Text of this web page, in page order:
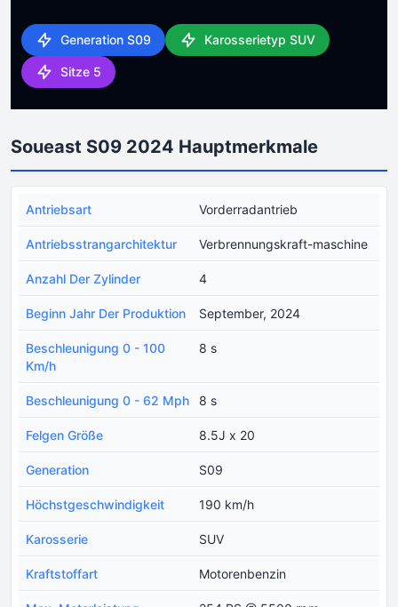
Generation S09 Karosserietyp SUV
Sitze 5
Soueast S09 2024 Hauptmerkmale
Antriebsart Vorderradantrieb
Antriebsstrangarchitektur Verbrennungskraft-maschine
Anzahl Der Zylinder 4
Beginn Jahr Der Produktion September, 2024
Beschleunigung 0 - 100
Km/h
8 s
Beschleunigung 0 - 62 Mph 8 s
Felgen Größe 8.5J x 20
Generation S09
Höchstgeschwindigkeit 190 km/h
Karosserie SUV
Kraftstoffart Motorenbenzin